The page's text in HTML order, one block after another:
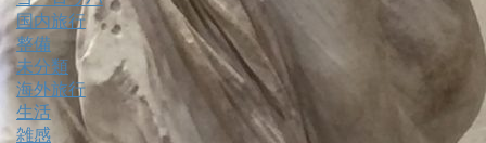
国内旅行
整備
未分類
海外旅行
生活
雑感